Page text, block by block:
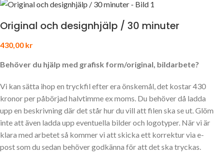
Original och designhjälp / 30 minuter
430,00 kr
Behöver du hjälp med grafisk form/original, bildarbete?
Vi kan sätta ihop en tryckfil efter era önskemål, det kostar 430
kronor per påbörjad halvtimme ex moms. Du behöver då ladda
upp en beskrivning där det står hur du vill att filen ska se ut. Glöm
inte att även ladda upp eventuella bilder och logotyper. När vi är
klara med arbetet så kommer vi att skicka ett korrektur via e-
post som du sedan behöver godkänna för att det ska tryckas.